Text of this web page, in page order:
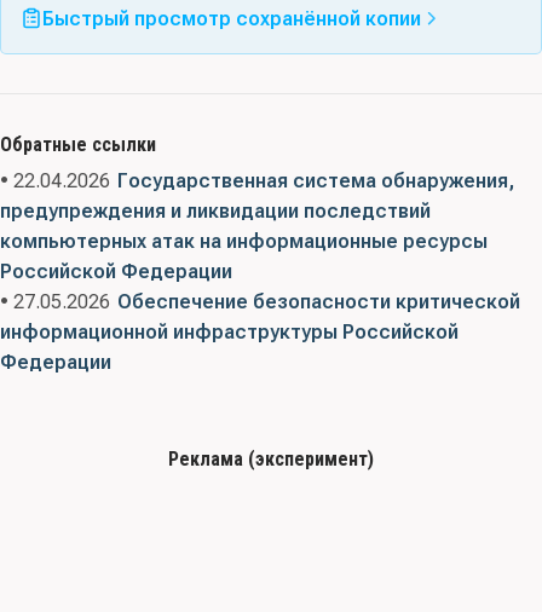
Быстрый просмотр сохранённой копии
Обратные ссылки
• 22.04.2026 Государственная система обнаружения,
предупреждения и ликвидации последствий
компьютерных атак на информационные ресурсы
Российской Федерации
• 27.05.2026 Обеспечение безопасности критической
информационной инфраструктуры Российской
Федерации
Реклама (эксперимент)